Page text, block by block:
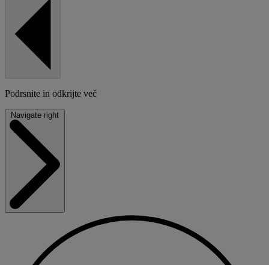
Podrsnite in odkrijte več
Navigate right